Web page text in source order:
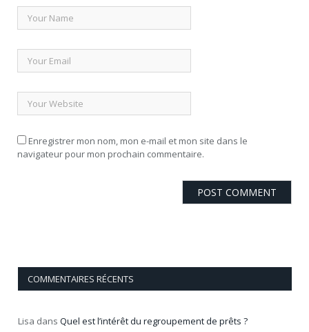
Enregistrer mon nom, mon e-mail et mon site dans le
navigateur pour mon prochain commentaire.
COMMENTAIRES RÉCENTS
Lisa dans Quel est l’intérêt du regroupement de prêts ?